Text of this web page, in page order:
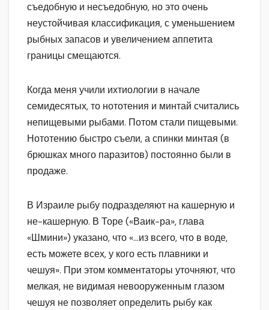
съедобную и несъедобную, но это очень
неустойчивая классификация, с уменьшением
рыбных запасов и увеличением аппетита
границы смещаются.
Когда меня учили ихтиологии в начале
семидесятых, то нототения и минтай считались
непищевыми рыбами. Потом стали пищевыми.
Нототению быстро съели, а спинки минтая (в
брюшках много паразитов) постоянно были в
продаже.
В Израиле рыбу подразделяют на кашерную и
не-кашерную. В Торе («Ваик-ра», глава
«Шмини») указано, что «…из всего, что в воде,
есть можете всех, у кого есть плавники и
чешуя». При этом комментаторы уточняют, что
мелкая, не видимая невооруженным глазом
чешуя не позволяет определить рыбу как